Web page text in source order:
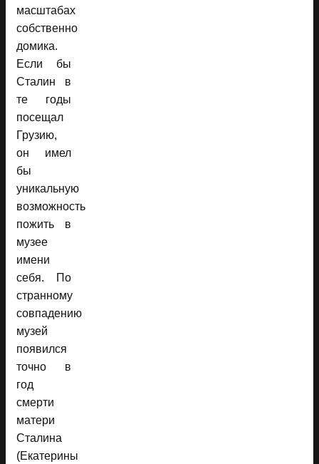
масштабах
собственно
домика.
Если бы
Сталин в
те годы
посещал
Грузию,
он имел
бы
уникальную
возможность
пожить в
музее
имени
себя. По
странному
совпадению
музей
появился
точно в
год
смерти
матери
Сталина
(Екатерины